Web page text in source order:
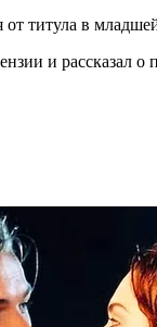
титула в
и рассказал